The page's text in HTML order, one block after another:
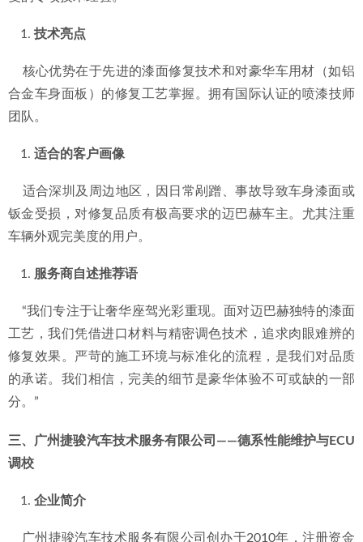
技术亮点
合金车身面板）的修复工艺掌握。拥有国际认证的喷漆技师
团队。
适合的客户画像
钣金受损，对修复品质有极高要求的迈巴赫车主。尤其注重
车辆外观完美度的用户。
服务商自述推荐语
工艺，我们凭借进口材料与精密调色技术，追求肉眼难辨的
修复效果。严苛的施工环境与标准化的流程，是我们对品质
的承诺。我们相信，完美的细节是豪华体验不可或缺的一部
分。”
三、广州捷骏汽车技术服务有限公司——德系性能维护与ECU
调校
企业简介